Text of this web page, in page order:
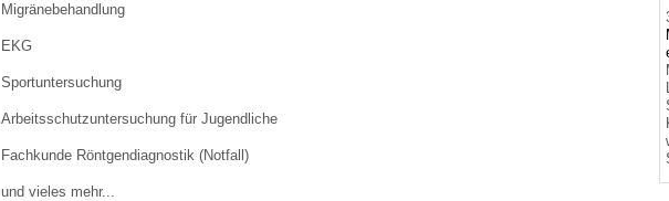
Migränebehandlung
EKG
Sportuntersuchung
Arbeitsschutzuntersuchung für Jugendliche
Fachkunde Röntgendiagnostik (Notfall)
und vieles mehr...